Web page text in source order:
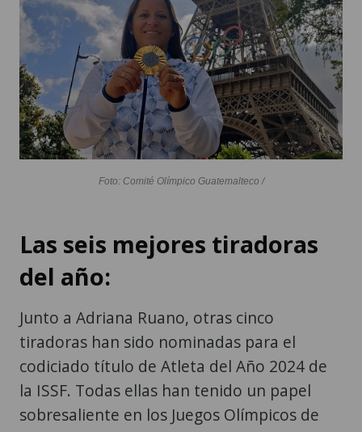
Foto: Comité Olímpico Guatemalteco /
Las seis mejores tiradoras
del año:
Junto a Adriana Ruano, otras cinco
tiradoras han sido nominadas para el
codiciado título de Atleta del Año 2024 de
la ISSF. Todas ellas han tenido un papel
sobresaliente en los Juegos Olímpicos de